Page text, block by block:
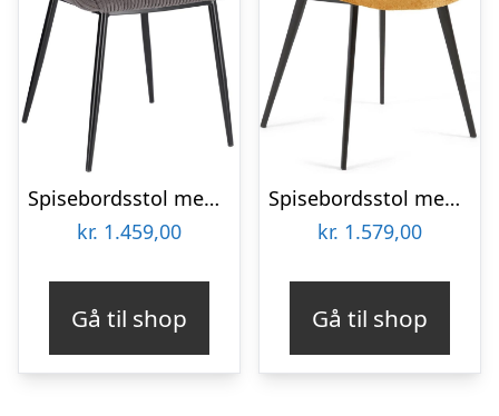
Spisebordsstol med armlæn Kave Home Konna fløjl mørkegrå
kr. 1.459,00
Gå til shop
Spisebordsstol med armlæn Kave Home Amira sennepsgul fløjl chenille med sorte stålben
kr. 1.579,00
Gå til shop